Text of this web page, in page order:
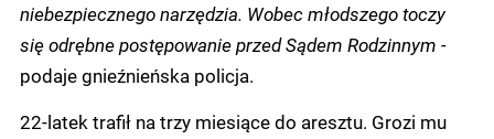
niebezpiecznego narzędzia. Wobec młodszego toczy
się odrębne postępowanie przed Sądem Rodzinnym -
podaje gnieźnieńska policja.
22-latek trafił na trzy miesiące do aresztu. Grozi mu